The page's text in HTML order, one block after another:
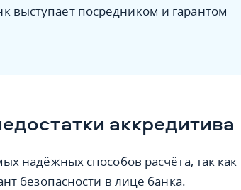
выступает посредником и гарантом
аккредитива
надёжных способов расчёта, так
безопасности в лице банка.